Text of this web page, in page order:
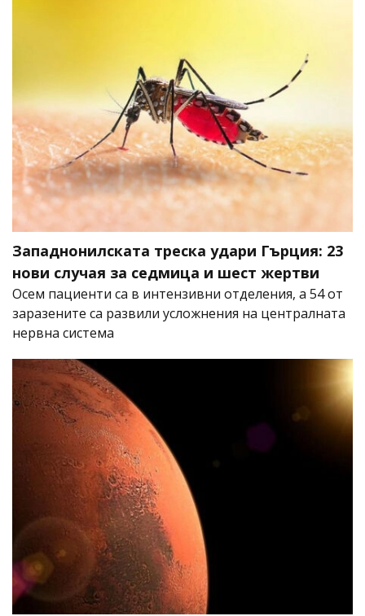
Западнонилската треска удари Гърция: 23
нови случая за седмица и шест жертви
Осем пациенти са в интензивни отделения, а 54 от
заразените са развили усложнения на централната
нервна система